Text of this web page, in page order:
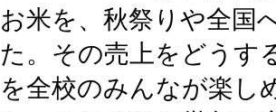
お米を、秋祭りや全国
た。その売上をどうす
を全校のみんなが楽し